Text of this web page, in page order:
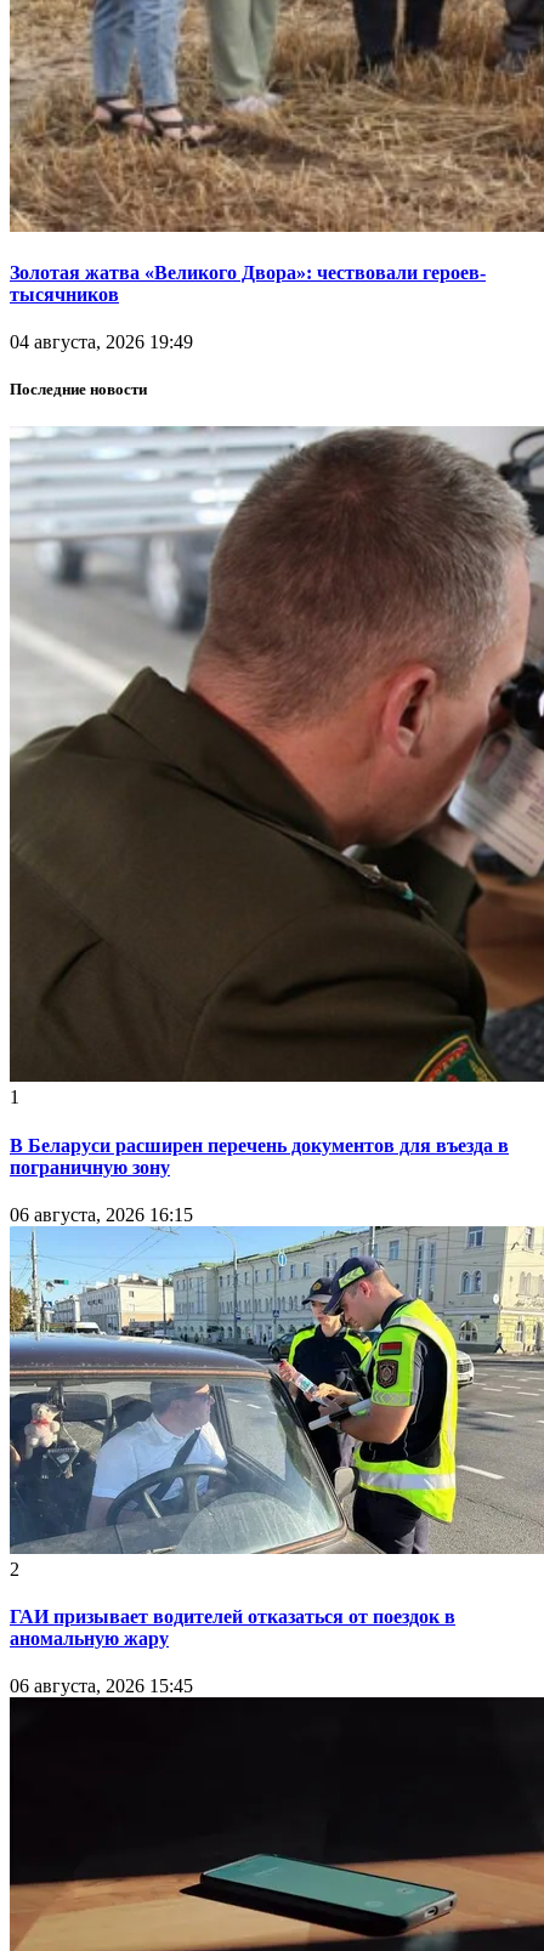
Золотая жатва «Великого Двора»: чествовали героев-
тысячников
04 августа, 2026 19:49
Последние новости
1
В Беларуси расширен перечень документов для въезда в
пограничную зону
06 августа, 2026 16:15
2
ГАИ призывает водителей отказаться от поездок в
аномальную жару
06 августа, 2026 15:45